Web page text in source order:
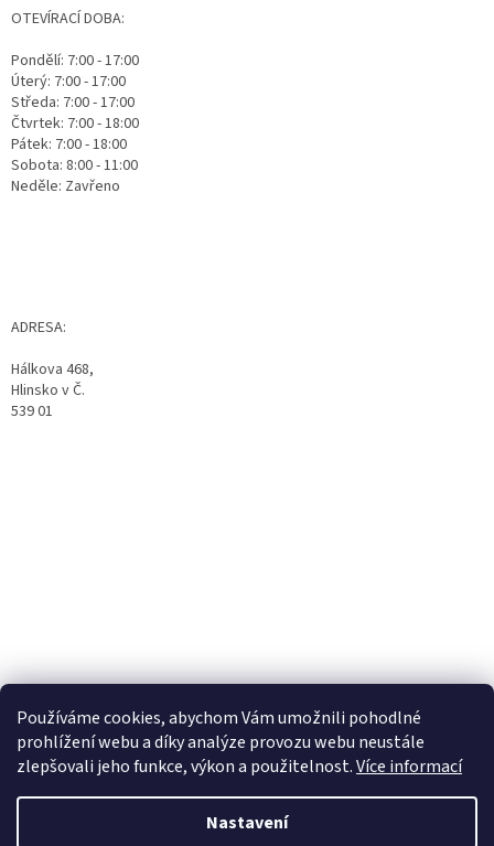
Používáme cookies, abychom Vám umožnili pohodlné
prohlížení webu a díky analýze provozu webu neustále
zlepšovali jeho funkce, výkon a použitelnost.Více informací
Nastavení
OTEVÍRACÍ DOBA:
Pondělí: 7:00 - 17:00
Úterý: 7:00 - 17:00
Středa: 7:00 - 17:00
Čtvrtek: 7:00 - 18:00
Pátek: 7:00 - 18:00
Sobota: 8:00 - 11:00
Neděle: Zavřeno
ADRESA:
Hálkova 468,
Hlinsko v Č.
539 01
Facebook